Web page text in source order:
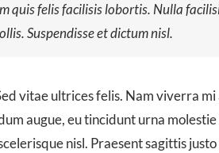
quis felis facilisis lobortis. Nulla
Suspendisse et dictum nisl.
vitae ultrices felis. Nam viverra mi
augue, eu tincidunt urna
nisl. Praesent sagittis justo